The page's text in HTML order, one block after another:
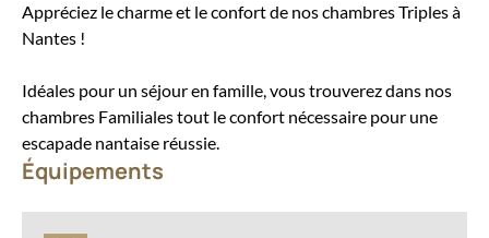
Appréciez le charme et le confort de nos chambres Triples à
Nantes !
Idéales pour un séjour en famille, vous trouverez dans nos
chambres Familiales tout le confort nécessaire pour une
escapade nantaise réussie.
Équipements